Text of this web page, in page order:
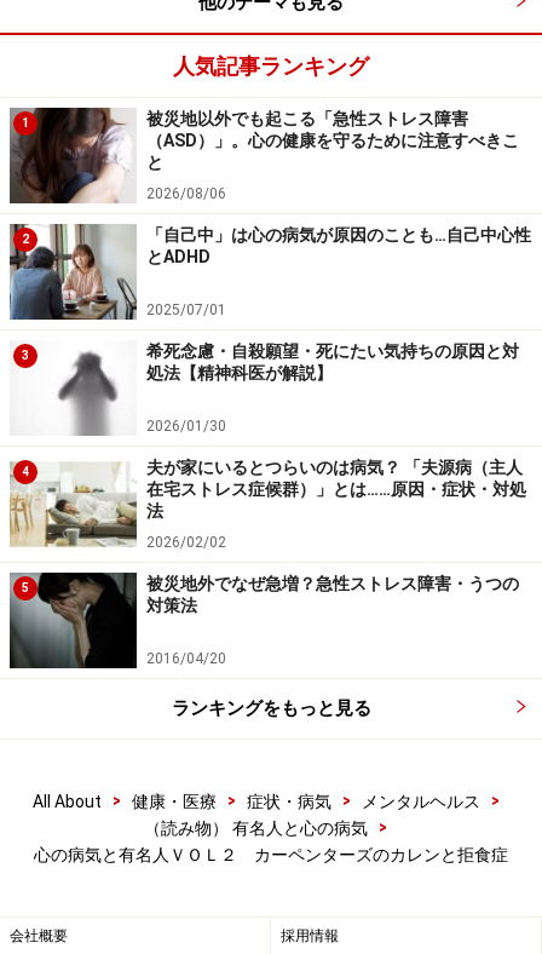
人気記事ランキング
1
被災地以外でも起こる「急性ストレス障害
（ASD）」。心の健康を守るために注意すべきこ
と
2026/08/06
2
「自己中」は心の病気が原因のことも…自己中心性
とADHD
2025/07/01
3
希死念慮・自殺願望・死にたい気持ちの原因と対
処法【精神科医が解説】
2026/01/30
4
夫が家にいるとつらいのは病気？ 「夫源病（主人
在宅ストレス症候群）」とは……原因・症状・対処
法
2026/02/02
5
被災地外でなぜ急増？急性ストレス障害・うつの
対策法
2016/04/20
ランキングをもっと見る
All About > 健康・医療 > 症状・病気 > メンタルヘルス
>
（読み物） 有名人と心の病気
>
心の病気と有名人ＶＯＬ２ カーペンターズのカレンと拒食症
会社概要 採用情報